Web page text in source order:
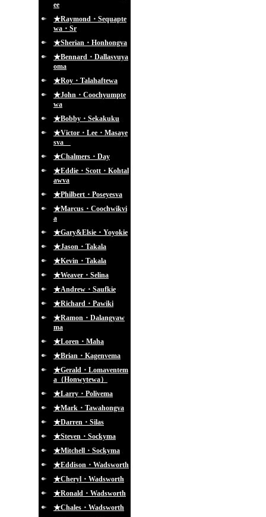
ee
★Raymond・Sequapte
wa・Sr
★Sherian・Honhongva
★Bennard・Dallasvuya
oma
★Roy・Talahaftewa
★John・Coochyumpte
wa
★Bobby・Sekakuku
★Victor・Lee・Masaye
sva
★Chalmers・Day
★Eddie・Scott・Kohtal
awva
★Philbert・Poseyesva
★Marcus・Coochwikvi
a
★Gary&Elsie・Yoyokie
★Jason・Takala
★Kevin・Takala
★Weaver・Selina
★Andrew・Saufkie
★Richard・Pawiki
★Ramon・Dalangyaw
ma
★Loren・Maha
★Brian・Kagenvema
★Gerald・Lomaventem
a（Honwytewa）
★Larry・Polivema
★Mark・Tawahongva
★Darren・Silas
★Steven・Sockyma
★Mitchell・Sockyma
★Eddison・Wadsworth
★Cheryl・Wadsworth
★Ronald・Wadsworth
★Chales・Wadsworth